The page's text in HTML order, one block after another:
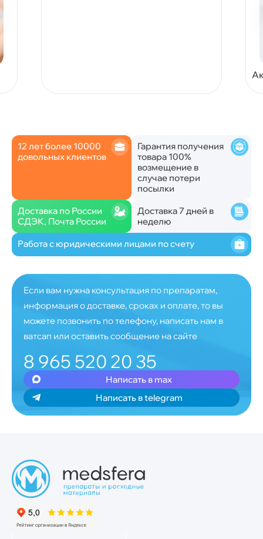
12 лет более 10000
довольных клиентов
Гарантия получения
товара 100%
возмещение в
случае потери
посылки
Доставка по России
СДЭК, Почта России
Доставка 7 дней в
неделю
Работа с юридическими лицами по счету
Если вам нужна консультация по препаратам,
информация о доставке, сроках и оплате, то вы
можете позвонить по телефону, написать нам в
ватсап или оставить сообщение на сайте
8 965 520 20 35
Написать в max
Написать в telegram